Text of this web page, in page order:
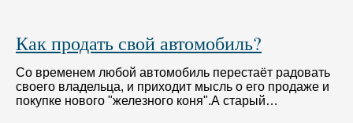
Как продать свой автомобиль?
Со временем любой автомобиль перестаёт радовать
своего владельца, и приходит мысль о его продаже и
покупке нового "железного коня".А старый…